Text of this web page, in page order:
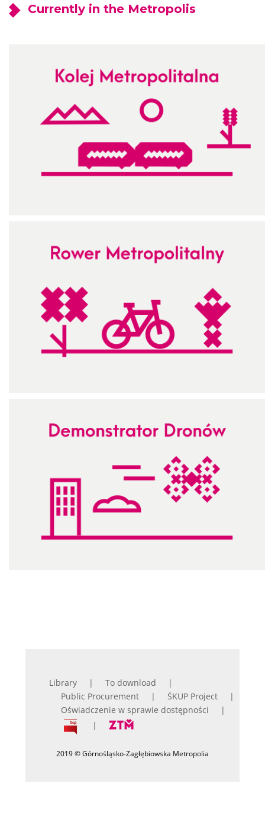
Currently in the Metropolis
Library
To download
Public Procurement
ŚKUP Project
Oświadczenie w sprawie dostępności
2019 © Górnośląsko-Zagłębiowska Metropolia